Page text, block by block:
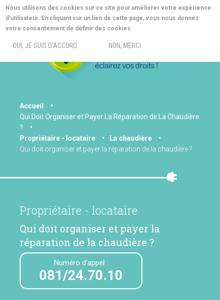
Nous utilisons des cookies sur ce site pour améliorer votre expérience
d'utilisateur. En cliquant sur un lien de cette page, vous nous donnez
votre consentement de définir des cookies.
OUI, JE SUIS D'ACCORD NON, MERCI
Aller
au
contenu
MENU
You
are
here
Accueil
Qui Doit Organiser et Payer La Réparation de La Chaudière
?
Propriétaire - locataire
La chaudière
Qui doit organiser et payer la réparation de la chaudière ?
Propriétaire - locataire
Qui doit organiser et payer la
réparation de la chaudière ?
Numéro d’appel :
081/24.70.10